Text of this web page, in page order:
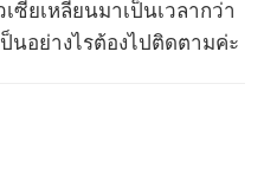
ซี่ยเหลียนมาเป็นเวลากว่า
ป็นอย่างไรต้องไปติดตามค่ะ